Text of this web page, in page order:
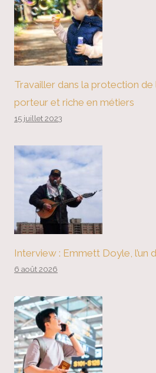
Travailler dans la protection de
porteur et riche en métiers
15 juillet 2023
Interview : Emmett Doyle, l’un
6 août 2026